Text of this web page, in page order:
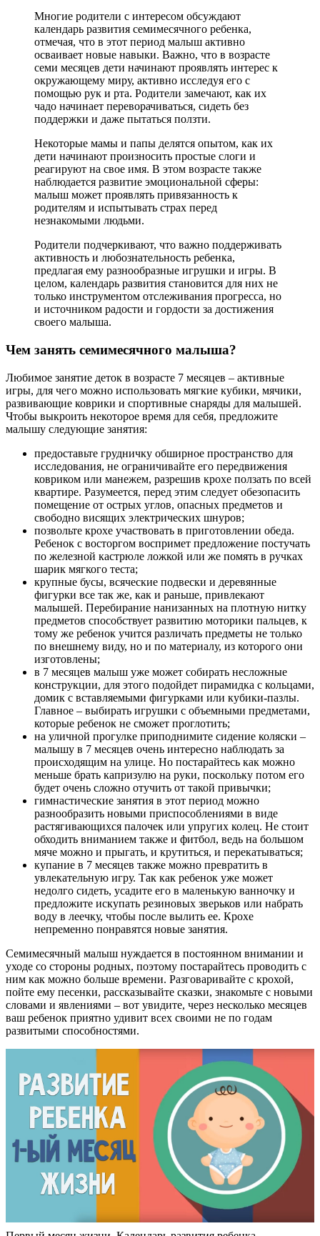
Многие родители с интересом обсуждают
календарь развития семимесячного ребенка,
отмечая, что в этот период малыш активно
осваивает новые навыки. Важно, что в возрасте
семи месяцев дети начинают проявлять интерес к
окружающему миру, активно исследуя его с
помощью рук и рта. Родители замечают, как их
чадо начинает переворачиваться, сидеть без
поддержки и даже пытаться ползти.
Некоторые мамы и папы делятся опытом, как их
дети начинают произносить простые слоги и
реагируют на свое имя. В этом возрасте также
наблюдается развитие эмоциональной сферы:
малыш может проявлять привязанность к
родителям и испытывать страх перед
незнакомыми людьми.
Родители подчеркивают, что важно поддерживать
активность и любознательность ребенка,
предлагая ему разнообразные игрушки и игры. В
целом, календарь развития становится для них не
только инструментом отслеживания прогресса, но
и источником радости и гордости за достижения
своего малыша.
Чем занять семимесячного малыша?
Любимое занятие деток в возрасте 7 месяцев – активные
игры, для чего можно использовать мягкие кубики, мячики,
развивающие коврики и спортивные снаряды для малышей.
Чтобы выкроить некоторое время для себя, предложите
малышу следующие занятия:
предоставьте грудничку обширное пространство для
исследования, не ограничивайте его передвижения
ковриком или манежем, разрешив крохе ползать по всей
квартире. Разумеется, перед этим следует обезопасить
помещение от острых углов, опасных предметов и
свободно висящих электрических шнуров;
позвольте крохе участвовать в приготовлении обеда.
Ребенок с восторгом воспримет предложение постучать
по железной кастрюле ложкой или же помять в ручках
шарик мягкого теста;
крупные бусы, всяческие подвески и деревянные
фигурки все так же, как и раньше, привлекают
малышей. Перебирание нанизанных на плотную нитку
предметов способствует развитию моторики пальцев, к
тому же ребенок учится различать предметы не только
по внешнему виду, но и по материалу, из которого они
изготовлены;
в 7 месяцев малыш уже может собирать несложные
конструкции, для этого подойдет пирамидка с кольцами,
домик с вставляемыми фигурками или кубики-пазлы.
Главное – выбирать игрушки с объемными предметами,
которые ребенок не сможет проглотить;
на уличной прогулке приподнимите сидение коляски –
малышу в 7 месяцев очень интересно наблюдать за
происходящим на улице. Но постарайтесь как можно
меньше брать капризулю на руки, поскольку потом его
будет очень сложно отучить от такой привычки;
гимнастические занятия в этот период можно
разнообразить новыми приспособлениями в виде
растягивающихся палочек или упругих колец. Не стоит
обходить вниманием также и фитбол, ведь на большом
мяче можно и прыгать, и крутиться, и перекатываться;
купание в 7 месяцев также можно превратить в
увлекательную игру. Так как ребенок уже может
недолго сидеть, усадите его в маленькую ванночку и
предложите искупать резиновых зверьков или набрать
воду в леечку, чтобы после вылить ее. Крохе
непременно понравятся новые занятия.
Семимесячный малыш нуждается в постоянном внимании и
уходе со стороны родных, поэтому постарайтесь проводить с
ним как можно больше времени. Разговаривайте с крохой,
пойте ему песенки, рассказывайте сказки, знакомьте с новыми
словами и явлениями – вот увидите, через несколько месяцев
ваш ребенок приятно удивит всех своими не по годам
развитыми способностями.